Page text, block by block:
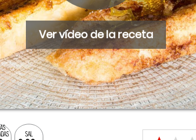
Ver vídeo de la receta
SAL